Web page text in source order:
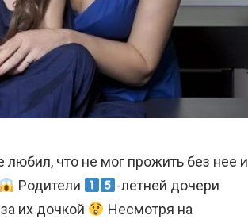
любил, что не мог прожить без нее и
Родители
-летней дочери
их дочкой
Несмотря на